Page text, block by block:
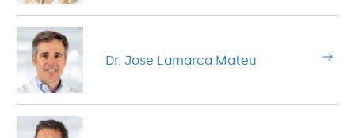
Dr. Jose Lamarca Mateu